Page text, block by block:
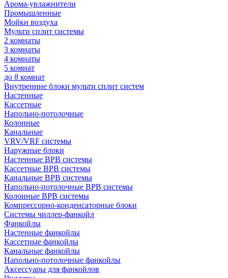
Арома-увлажнители
Промышленные
Мойки воздуха
Мульти сплит системы
2 комнаты
3 комнаты
4 комнаты
5 комнат
до 8 комнат
Внутренние блоки мульти сплит систем
Настенные
Кассетные
Напольно-потолочные
Колонные
Канальные
VRV/VRF системы
Наружные блоки
Настенные ВРВ системы
Кассетные ВРВ системы
Канальные ВРВ системы
Напольно-потолочные ВРВ системы
Колонные ВРВ системы
Компрессорно-конденсаторные блоки
Системы чиллер-фанкойл
Фанкойлы
Настенные фанкойлы
Кассетные фанкойлы
Канальные фанкойлы
Напольно-потолочные фанкойлы
Аксессуары для фанкойлов